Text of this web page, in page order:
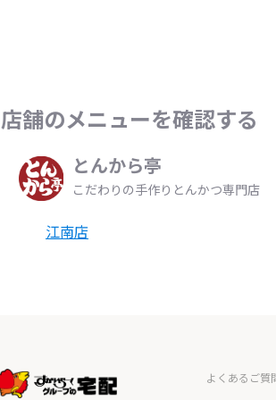
店舗のメニューを確認する
とんから亭
こだわりの手作りとんかつ専門店
江南店
よくあるご質